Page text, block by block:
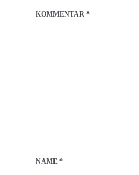
KOMMENTAR *
NAME *